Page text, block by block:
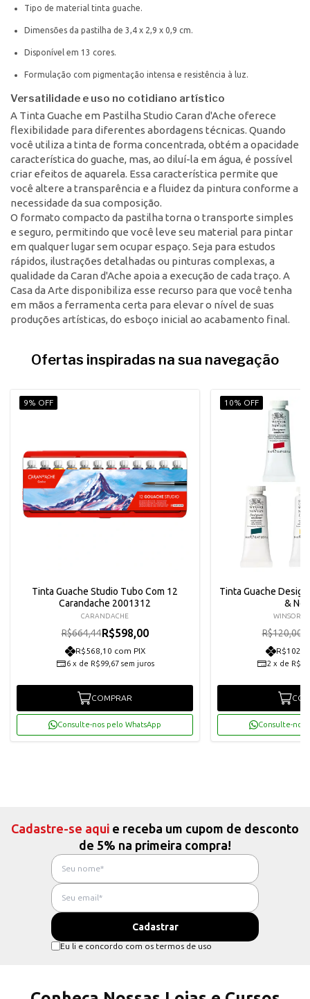
Tipo de material tinta guache.
Dimensões da pastilha de 3,4 x 2,9 x 0,9 cm.
Disponível em 13 cores.
Formulação com pigmentação intensa e resistência à luz.
Versatilidade e uso no cotidiano artístico
A Tinta Guache em Pastilha Studio Caran d'Ache oferece
flexibilidade para diferentes abordagens técnicas. Quando
você utiliza a tinta de forma concentrada, obtém a opacidade
característica do guache, mas, ao diluí-la em água, é possível
criar efeitos de aquarela. Essa característica permite que
você altere a transparência e a fluidez da pintura conforme a
necessidade da sua composição.
O formato compacto da pastilha torna o transporte simples
e seguro, permitindo que você leve seu material para pintar
em qualquer lugar sem ocupar espaço. Seja para estudos
rápidos, ilustrações detalhadas ou pinturas complexas, a
qualidade da Caran d'Ache apoia a execução de cada traço. A
Casa da Arte disponibiliza esse recurso para que você tenha
em mãos a ferramenta certa para elevar o nível de suas
produções artísticas, do esboço inicial ao acabamento final.
Ofertas inspiradas na sua navegação
9% OFF
Tinta Guache Studio Tubo Com 12
Carandache 2001312
CARANDACHE
R$664,44R$598,00
R$568,10 com PIX
6 x de R$99,67 sem juros
COMPRAR
Consulte-nos pelo WhatsApp
10% OFF
Tinta Guache
&
WINSOR &
R$120,00
2 x de
Consulte-nos
Cadastre-se aqui e receba um cupom de desconto
de 5% na primeira compra!
Eu li e concordo com os termos de uso